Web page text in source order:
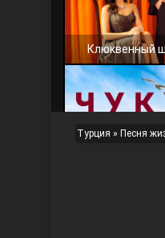
Клюквенный
Турция » Песня